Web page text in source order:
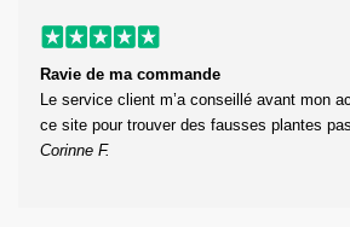
Ravie de ma commande
Le service client m’a conseillé avant mon
ce site pour trouver des fausses plantes
Corinne F.